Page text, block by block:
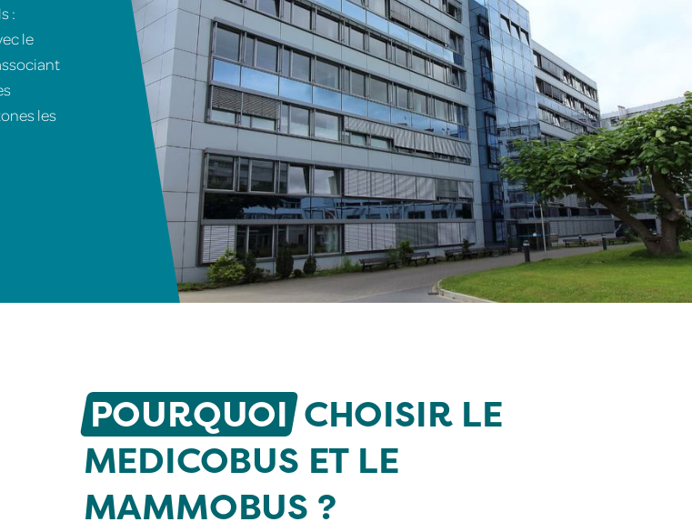
:
le
les
POURQUOICHOISIR LE
MEDICOBUS ET LE
MAMMOBUS ?